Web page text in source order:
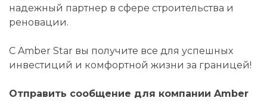
надежный партнер в сфере строительства и
реновации.
С Amber Star вы получите все для успешных
инвестиций и комфортной жизни за границей!
Отправить сообщение для компании Amber